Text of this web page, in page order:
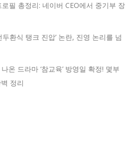
필 총정리: 네이버 CEO에서 중기부 장
환식 탱크 진압’ 논란, 진영 논리를 넘
온 드라마 ‘참교육’ 방영일 확정! 몇부
정리